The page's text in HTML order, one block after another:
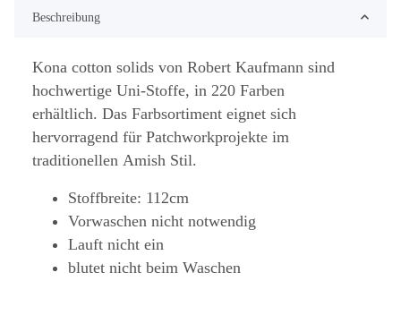
Beschreibung
Kona cotton solids von Robert Kaufmann sind
hochwertige Uni-Stoffe, in 220 Farben
erhältlich. Das Farbsortiment eignet sich
hervorragend für Patchworkprojekte im
traditionellen Amish Stil.
Stoffbreite: 112cm
Vorwaschen nicht notwendig
Lauft nicht ein
blutet nicht beim Waschen